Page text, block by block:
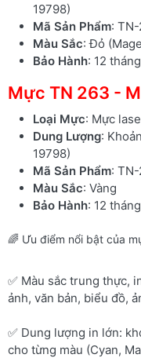
19798)
Mã Sản Phẩm:
Màu Sắc: Đỏ
Bảo Hành: 12 tháng
Mực TN 263 -
Loại Mực: Mực
Dung Lượng:
19798)
Mã Sản Phẩm:
Màu Sắc: Vàng
Bảo Hành: 12 tháng
🌈 Ưu điểm nổi bật của
✅ Màu sắc trung thực,
ảnh, văn bản, biểu đồ,
✅ Dung lượng in lớn:
cho từng màu (Cyan,